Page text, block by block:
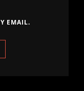
EMAIL.